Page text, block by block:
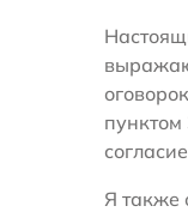
Я также